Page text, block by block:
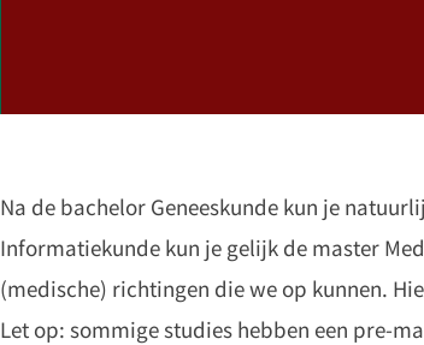
Na de bachelor Geneeskunde kun je
Informatiekunde kun je gelijk de master
(medische) richtingen die we op kunnen.
Let op: sommige studies hebben een pre-